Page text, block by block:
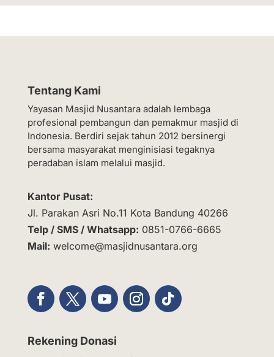
Tentang Kami
Yayasan Masjid Nusantara adalah lembaga
profesional pembangun dan pemakmur masjid di
Indonesia. Berdiri sejak tahun 2012 bersinergi
bersama masyarakat menginisiasi tegaknya
peradaban islam melalui masjid.
Kantor Pusat:
Jl. Parakan Asri No.11 Kota Bandung 40266
Telp / SMS / Whatsapp: 0851-0766-6665
Mail: welcome@masjidnusantara.org
Rekening Donasi